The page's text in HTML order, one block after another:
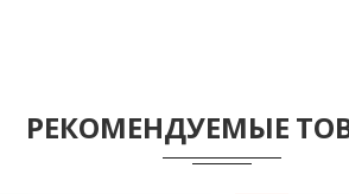
РЕКОМЕНДУЕМЫЕ